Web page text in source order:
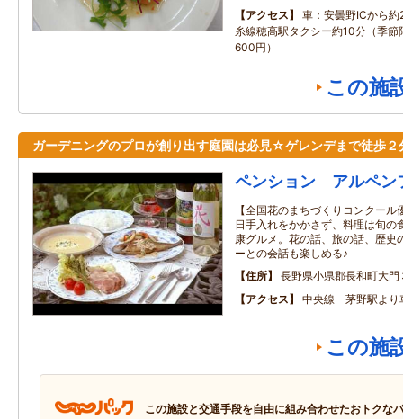
アクセス
車：安曇野ICから
糸線穂高駅タクシー約10分（季節
600円）
この施
ガーデニングのプロが創り出す庭園は必見☆ゲレンデまで徒歩
ペンション アルペン
【全国花のまちづくりコンクー
日手入れをかかさず、料理は旬の
康グルメ。花の話、旅の話、歴史
ーとの会話も楽しめる♪
住所
長野県小県郡長和町大
アクセス
中央線 茅野駅より
この施
この施設と交通手段を自由に組み合わせたおトクな